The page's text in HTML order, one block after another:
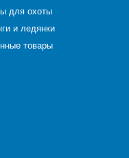
для охоты
и ледянки
товары